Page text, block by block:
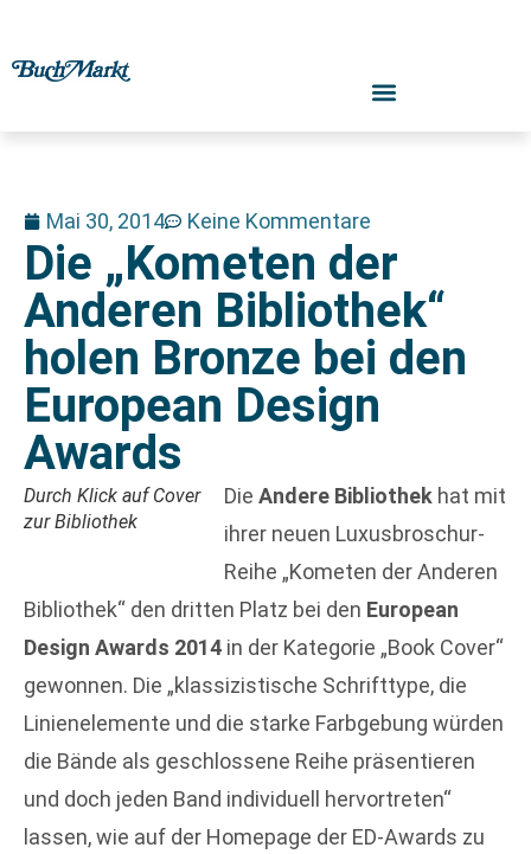
Mai 30, 2014 Keine Kommentare
Die „Kometen der
Anderen Bibliothek“
holen Bronze bei den
European Design
Awards
Durch Klick auf Cover
zur Bibliothek
Die Andere Bibliothek hat mit
ihrer neuen Luxusbroschur-
Reihe „Kometen der Anderen
Bibliothek“ den dritten Platz bei den European
Design Awards 2014 in der Kategorie „Book Cover“
gewonnen. Die „klassizistische Schrifttype, die
Linienelemente und die starke Farbgebung würden
die Bände als geschlossene Reihe präsentieren
und doch jeden Band individuell hervortreten“
lassen, wie auf der Homepage der ED-Awards zu